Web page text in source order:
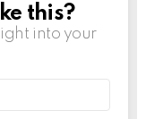
this?
into your